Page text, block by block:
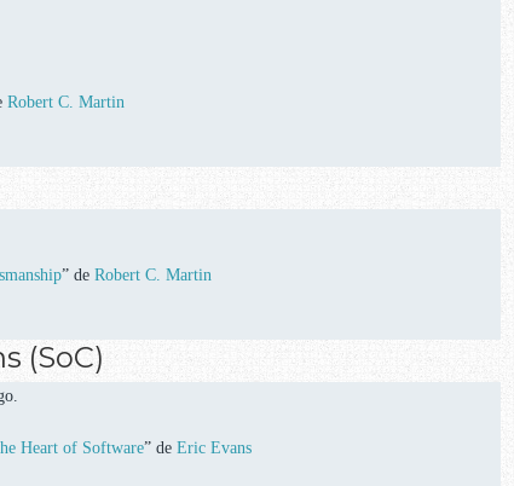
Robert C. Martin
” de Robert C. Martin
(SoC)
Heart of Software” de Eric Evans